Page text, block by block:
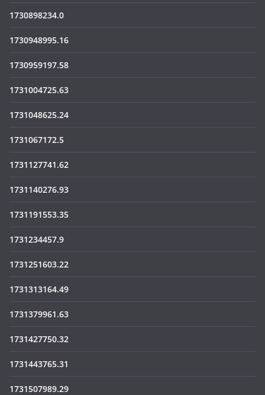
1730898234.0
1730948995.16
1730959197.58
1731004725.63
1731048625.24
1731067172.5
1731127741.62
1731140276.93
1731191553.35
1731234457.9
1731251603.22
1731313164.49
1731379961.63
1731427750.32
1731443765.31
1731507989.29